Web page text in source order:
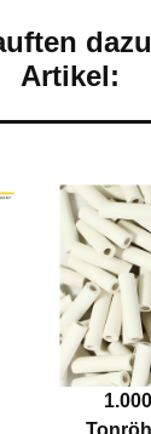
Artikel: